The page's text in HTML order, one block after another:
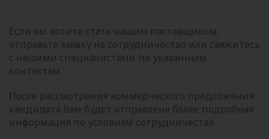
Если вы хотите стать нашим поставщиком,
отправьте заявку на сотрудничество или свяжитесь
с нашими специалистами по указанным
контактам.
После рассмотрения коммерческого предложения
кандидата Вам будет отправлена более подробная
информация по условиям сотрудничества.